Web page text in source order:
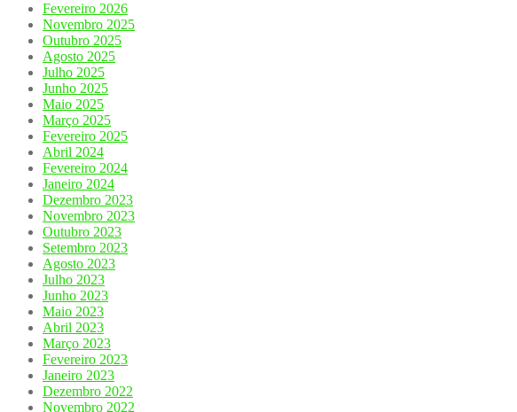
Fevereiro 2026
Novembro 2025
Outubro 2025
Agosto 2025
Julho 2025
Junho 2025
Maio 2025
Março 2025
Fevereiro 2025
Abril 2024
Fevereiro 2024
Janeiro 2024
Dezembro 2023
Novembro 2023
Outubro 2023
Setembro 2023
Agosto 2023
Julho 2023
Junho 2023
Maio 2023
Abril 2023
Março 2023
Fevereiro 2023
Janeiro 2023
Dezembro 2022
Novembro 2022